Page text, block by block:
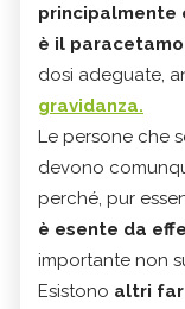
è il
dosi adeguate,
gravidanza.
Le persone che
devono
perché, pur
è esente da
importante non
Esistono altri